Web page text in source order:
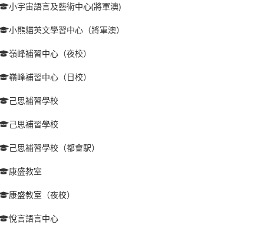
小宇宙語言及藝術中心(將軍澳)
小熊貓英文學習中心（將軍澳）
嶺峰補習中心（夜校）
嶺峰補習中心（日校）
己思補習學校
己思補習學校
己思補習學校（都會駅）
康盛教室
康盛教室（夜校）
悅言語言中心